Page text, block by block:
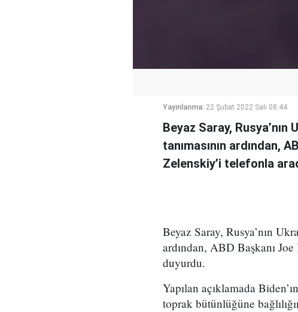
Yayınlanma: 22 Şubat 2022 Salı 08:44
Beyaz Saray, Rusya’nın
tanımasının ardından,
Zelenskiy’i telefonla
Beyaz Saray, Rusya’nın
ardından, ABD Başkanı
duyurdu.
Yapılan açıklamada
toprak bütünlüğüne